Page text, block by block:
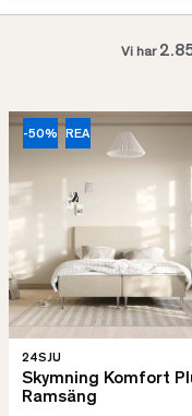
Vi har
-50% REA
24SJU
Skymning Komfort
Ramsäng